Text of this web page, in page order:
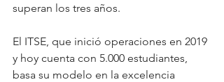
superan los tres años.
El ITSE, que inició operaciones en 2019
y hoy cuenta con 5.000 estudiantes,
basa su modelo en la excelencia